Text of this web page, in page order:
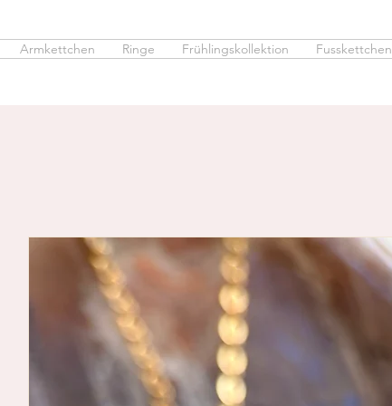
Armkettchen Ringe Frühlingskollektion Fusskettchen